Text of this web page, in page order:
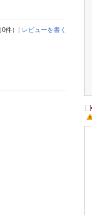
0件） | レビューを書く